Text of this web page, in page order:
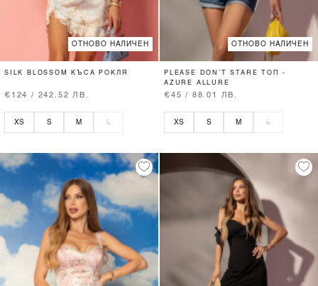
ОТНОВО НАЛИЧЕН
SILK BLOSSOM КЪСА РОКЛЯ
€124 / 242.52 ЛВ.
XS S M L
ОТНОВО НАЛИЧЕН
PLEASE DON’T STARE ТОП -
AZURE ALLURE
€45 / 88.01 ЛВ.
XS S M L